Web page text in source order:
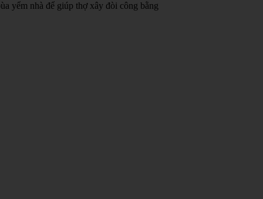
yểm nhà để giúp thợ xây đòi công bằng